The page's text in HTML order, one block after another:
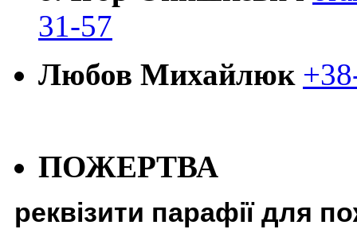
31-57
Любов Михайлюк
ПОЖЕРТВА
реквізити парафії для